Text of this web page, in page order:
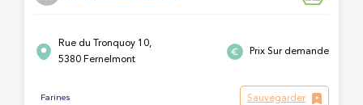
Rue du Tronquoy 10,
5380 Fernelmont
Prix Sur demande
Farines Sauvegarder